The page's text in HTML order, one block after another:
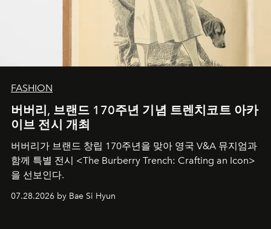
FASHION
버버리, 브랜드 170주년 기념 트렌치코트 아카
이브 전시 개최
버버리가 브랜드 창립 170주년을 맞아 영국 V&A 뮤지엄과
함께 특별 전시 <The Burberry Trench: Crafting an Icon>
을 선보인다.
07.28.2026 by Bae Si Hyun